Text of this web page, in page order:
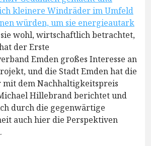
kleinere Windräder im Umfeld
würden, um sie energieautark
wohl, wirtschaftlich betrachtet,
der Erste
Emden großes Interesse an
und die Stadt Emden hat die
mit dem Nachhaltigkeitspreis
Hillebrand berichtet und
durch die gegenwärtige
auch hier die Perspektiven